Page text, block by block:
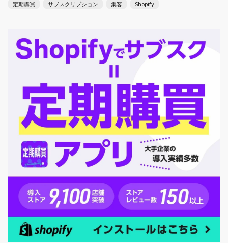
定期購買 サブスクリプション 集客 Shopify